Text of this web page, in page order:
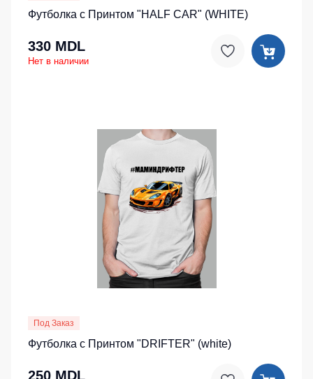
Футболка с Принтом "HALF CAR" (WHITE)
330 MDL
Нет в наличии
Под Заказ
Футболка с Принтом "DRIFTER" (white)
250 MDL